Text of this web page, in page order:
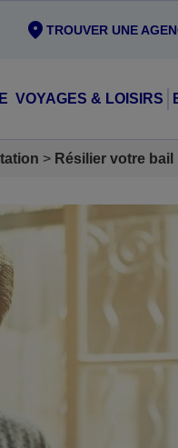
TROUVER UNE
VOYAGES & LOISIRS
Résilier votre bail